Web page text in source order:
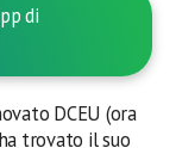
di
DCEU (ora
trovato il suo